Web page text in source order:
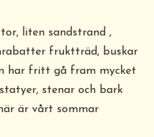
liten sandstrand ,
fruktträd, buskar
har fritt gå fram mycket
stenar och bark
är vårt sommar